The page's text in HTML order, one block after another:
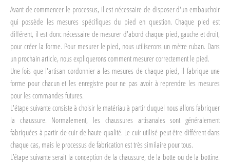
Avant de commencer le processus, il est nécessaire de disposer d'un embauchoir
qui possède les mesures spécifiques du pied en question. Chaque pied est
différent, il est donc nécessaire de mesurer d'abord chaque pied, gauche et droit,
pour créer la forme. Pour mesurer le pied, nous utiliserons un mètre ruban. Dans
un prochain article, nous expliquerons comment mesurer correctement le pied.
Une fois que l'artisan cordonnier a les mesures de chaque pied, il fabrique une
forme pour chacun et les enregistre pour ne pas avoir à reprendre les mesures
pour les commandes futures.
L'étape suivante consiste à choisir le matériau à partir duquel nous allons fabriquer
la chaussure. Normalement, les chaussures artisanales sont généralement
fabriquées à partir de cuir de haute qualité. Le cuir utilisé peut être différent dans
chaque cas, mais le processus de fabrication est très similaire pour tous.
L’étape suivante serait la conception de la chaussure, de la botte ou de la bottine.